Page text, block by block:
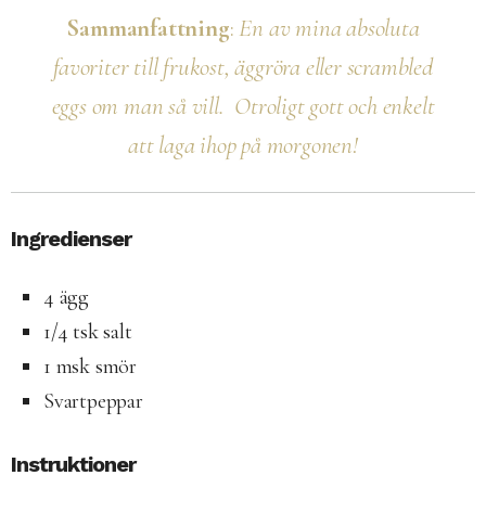
Sammanfattning: En av mina absoluta
favoriter till frukost, äggröra eller scrambled
eggs om man så vill. Otroligt gott och enkelt
att laga ihop på morgonen!
Ingredienser
4 ägg
1/4 tsk salt
1 msk smör
Svartpeppar
Instruktioner